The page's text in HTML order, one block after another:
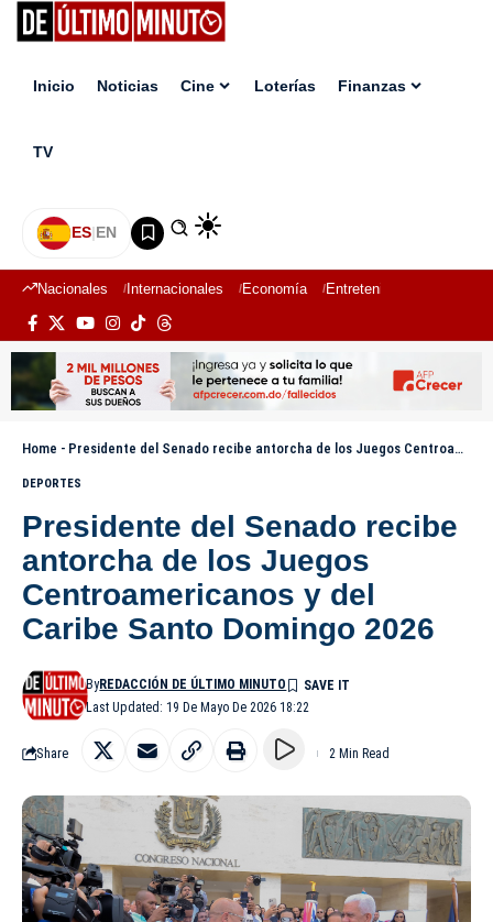
Inicio Noticias Cine Loterías Finanzas
TV
ES|EN
Nacionales Internacionales Economía Entretenimiento
Home - Presidente del Senado recibe antorcha de los Juegos Centroamericanos y del Caribe Santo Domingo 2026
DEPORTES
Presidente del Senado recibe
antorcha de los Juegos
Centroamericanos y del
Caribe Santo Domingo 2026
Last Updated: 19 De Mayo De 2026 18:22
ByREDACCIÓN DE ÚLTIMO MINUTO
Share 2 Min Read